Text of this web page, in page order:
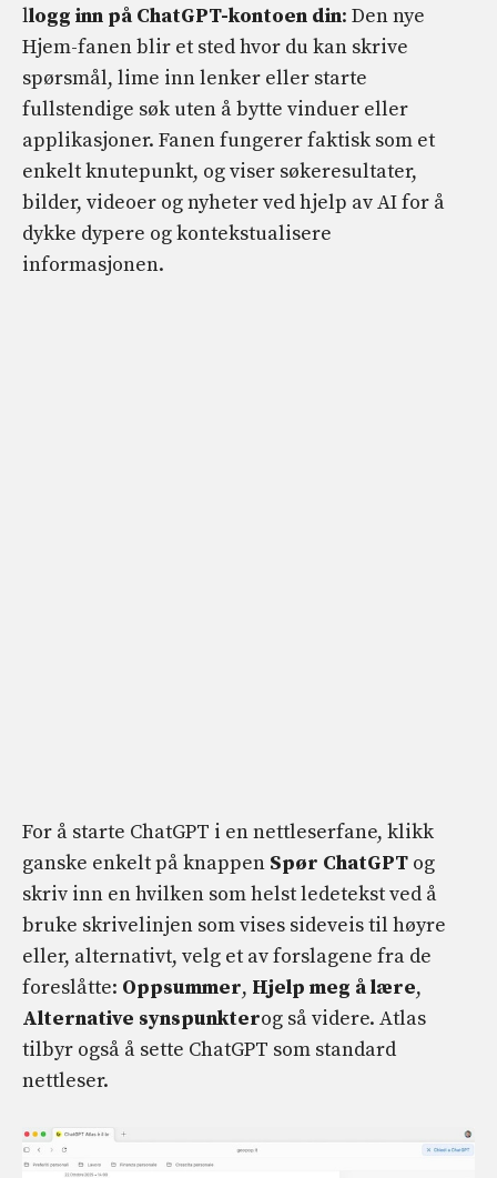
llogg inn på ChatGPT-kontoen din: Den nye
Hjem-fanen blir et sted hvor du kan skrive
spørsmål, lime inn lenker eller starte
fullstendige søk uten å bytte vinduer eller
applikasjoner. Fanen fungerer faktisk som et
enkelt knutepunkt, og viser søkeresultater,
bilder, videoer og nyheter ved hjelp av AI for å
dykke dypere og kontekstualisere
informasjonen.
For å starte ChatGPT i en nettleserfane, klikk
ganske enkelt på knappen Spør ChatGPT og
skriv inn en hvilken som helst ledetekst ved å
bruke skrivelinjen som vises sideveis til høyre
eller, alternativt, velg et av forslagene fra de
foreslåtte: Oppsummer, Hjelp meg å lære,
Alternative synspunkterog så videre. Atlas
tilbyr også å sette ChatGPT som standard
nettleser.